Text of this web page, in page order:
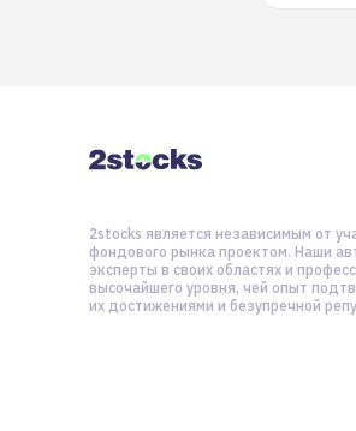
2stocks является независимым от
фондового рынка проектом. Наши
эксперты в своих областях и
высочайшего уровня, чей опыт
их достижениями и безупречной